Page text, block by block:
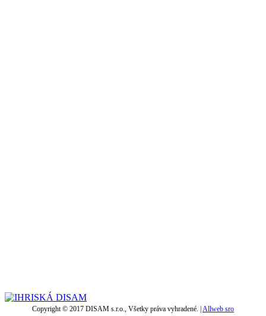
Copyright © 2017 DISAM s.r.o., Všetky práva vyhradené. |Allweb sro